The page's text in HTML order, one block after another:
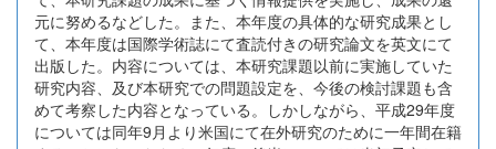
元に努めるなどした。また、本年度の具体的な研究成果とし
て、本年度は国際学術誌にて査読付きの研究論文を英文にて
出版した。内容については、本研究課題以前に実施していた
研究内容、及び本研究での問題設定を、今後の検討課題も含
めて考察した内容となっている。しかしながら、平成29年度
については同年9月より米国にて在外研究のために一年間在籍